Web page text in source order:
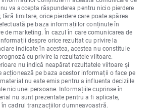
va accepta răspunderea pentru nicio pierdere
fără limitare, orice pierdere care poate apărea
pe baza informațiilor conținute în
de marketing. În cazul în care comunicarea de
despre orice rezultat cu privire la
indicate în acestea, acestea nu constituie
cu privire la rezultatele viitoare.
nu indică neapărat rezultatele viitoare și
acționează pe baza acestor informații o face pe
nu este emis pentru a influenta deciziile
niciunei persoane. Informațiile cuprinse în
nu sunt prezentate pentru a fi aplicate,
cadrul tranzacțiilor dumneavoastră.